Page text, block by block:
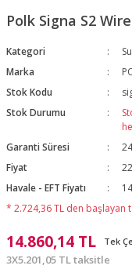
Polk Signa S2
Kategori
Marka
Stok Kodu
Stok Durumu
Garanti Süresi
Fiyat
Havale - EFT Fiyatı
* 2.724,36 TL den başlayan
14.860,14 TL Tek
3X5.201,05 TL taksitle